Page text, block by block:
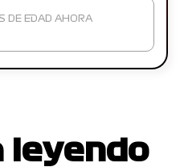
DE EDAD AHORA
leyendo